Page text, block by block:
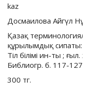
kaz
Досмаилова Айгүл
Қазақ
құрылымдық сипаты:
Тiл бiлiмi ин-ты ; ғыл.
Библиогр. б. 117-127
300 тг.